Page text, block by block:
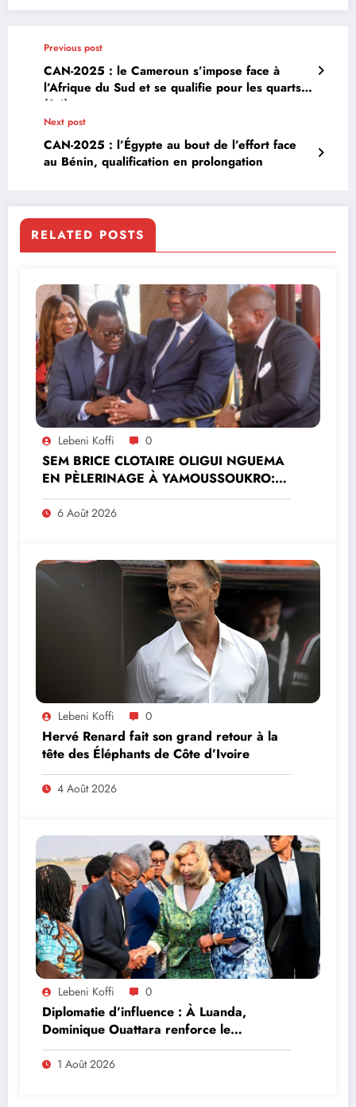
Previous post
CAN-2025 : le Cameroun s’impose face à
l’Afrique du Sud et se qualifie pour les quarts
(2-1)
Next post
CAN-2025 : l’Égypte au bout de l’effort face
au Bénin, qualification en prolongation
RELATED POSTS
Lebeni Koffi 0
SEM BRICE CLOTAIRE OLIGUI NGUEMA
EN PÈLERINAGE À YAMOUSSOUKRO:LE
MINISTRE PAULIN CLAUDE DANHO
PREND PART À LA CÉRÉMONIE
6 Août 2026
Lebeni Koffi 0
Hervé Renard fait son grand retour à la
tête des Éléphants de Côte d’Ivoire
4 Août 2026
Lebeni Koffi 0
Diplomatie d’influence : À Luanda,
Dominique Ouattara renforce le
leadership solidaire de la Côte d’Ivoire en
Afrique
1 Août 2026